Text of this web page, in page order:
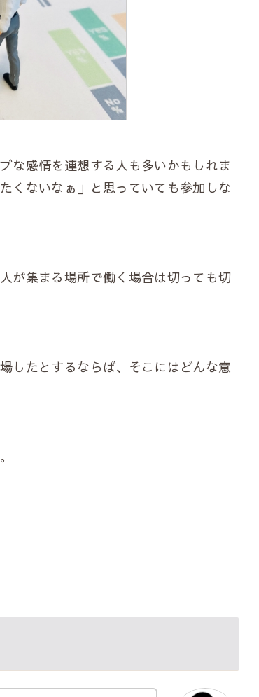
な感情を連想する人も多いかもしれま
くないなぁ」と思っていても参加しな
が集まる場所で働く場合は切っても切
したとするならば、そこにはどんな意